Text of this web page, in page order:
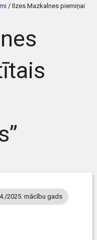
/ Ilzes Mazkalnes piemiņai
2025. mācību gads